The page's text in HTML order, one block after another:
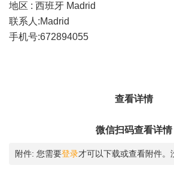
地区 : 西班牙 Madrid
联系人:Madrid
手机号:672894055
查看详情
微信扫码查看详情
附件: 您需要登录才可以下载或查看附件。